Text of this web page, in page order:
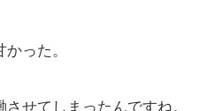
った。
せてしまったんですね。